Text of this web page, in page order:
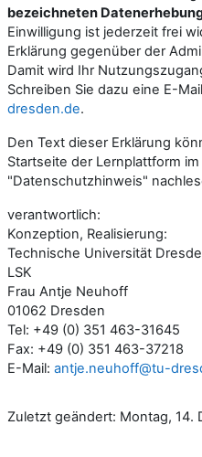
bezeichneten
Einwilligung ist jederzeit frei
Erklärung gegenüber der
Damit wird Ihr
Schreiben Sie dazu eine E-
dresden.de.
Den Text dieser Erklärung
Startseite der Lernplattform
"Datenschutzhinweis"
verantwortlich:
Konzeption, Realisierung:
Technische Universität
LSK
Frau Antje Neuhoff
01062 Dresden
Tel: +49 (0) 351 463-31645
Fax: +49 (0) 351 463-37218
E-Mail: antje.neuhoff@tu-
Zuletzt geändert: Montag, 14.